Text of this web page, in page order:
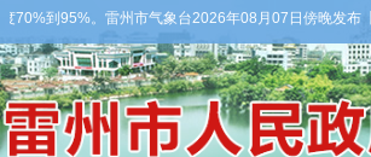
到95%。雷州市气象台2026年08月07日傍晚发布【